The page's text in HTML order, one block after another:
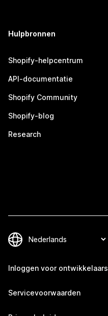
Hulpbronnen
Shopify-helpcentrum
API-documentatie
Shopify Community
Shopify-blog
Research
Inloggen voor ontwikkelaars
Servicevoorwaarden